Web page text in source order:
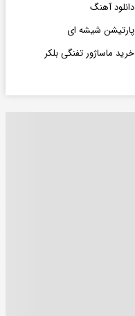
دانلود آهنگ
پارتیشن شیشه ای
خرید ماساژور تفنگی بلکر